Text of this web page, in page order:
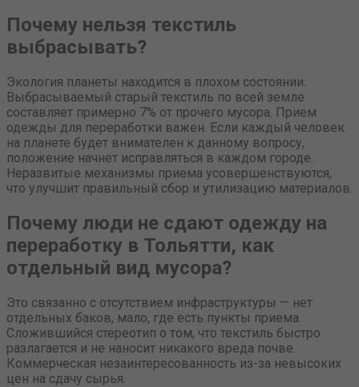
Почему нельзя текстиль
выбрасывать?
Экология планеты находится в плохом состоянии.
Выбрасываемый старый текстиль по всей земле
составляет примерно 7% от прочего мусора. Прием
одежды для переработки важен. Если каждый человек
на планете будет внимателен к данному вопросу,
положение начнет исправляться в каждом городе.
Неразвитые механизмы приема усовершенствуются,
что улучшит правильный сбор и утилизацию материалов.
Почему люди не сдают одежду на
переработку в Тольятти, как
отдельный вид мусора?
Это связанно с отсутствием инфраструктуры — нет
отдельных баков, мало, где есть пункты приема.
Сложившийся стереотип о том, что текстиль быстро
разлагается и не наносит никакого вреда почве.
Коммерческая незаинтересованность из-за невысоких
цен на сдачу сырья.